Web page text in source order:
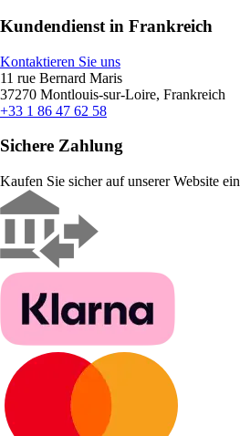
Kundendienst in Frankreich
Kontaktieren Sie uns
11 rue Bernard Maris
37270 Montlouis-sur-Loire, Frankreich
+33 1 86 47 62 58
Sichere Zahlung
Kaufen Sie sicher auf unserer Website ein